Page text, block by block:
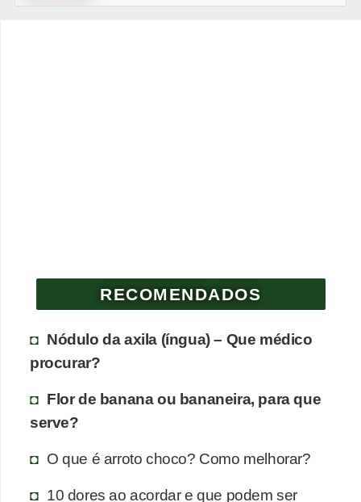
RECOMENDADOS
Nódulo da axila (íngua) – Que médico
procurar?
Flor de banana ou bananeira, para que
serve?
O que é arroto choco? Como melhorar?
10 dores ao acordar e que podem ser
t
a
s
e
d
i